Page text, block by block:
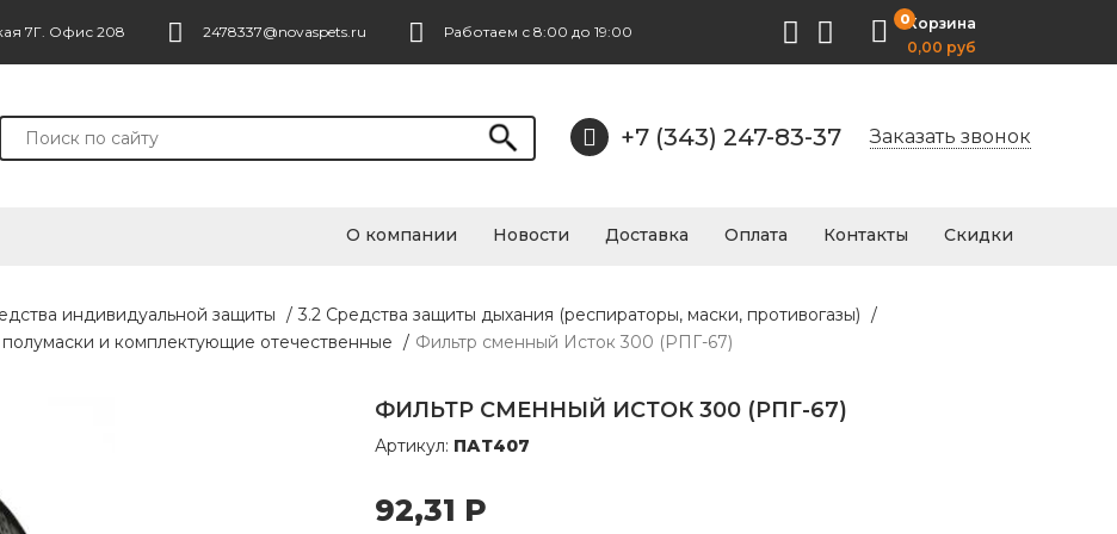
7Г. Офис 208 2478337@novaspets.ru Работаем с 8:00 до 19:00
0Корзина
0,00 руб
+7 (343) 247-83-37 Заказать звонок
О компании Новости Доставка Оплата Контакты Скидки
индивидуальной защиты / 3.2 Средства защиты дыхания (респираторы, маски, противогазы) /
и комплектующие отечественные / Фильтр сменный Исток 300 (РПГ-67)
ФИЛЬТР СМЕННЫЙ ИСТОК 300 (РПГ-67)
Артикул: ПАТ407
92,31 Р